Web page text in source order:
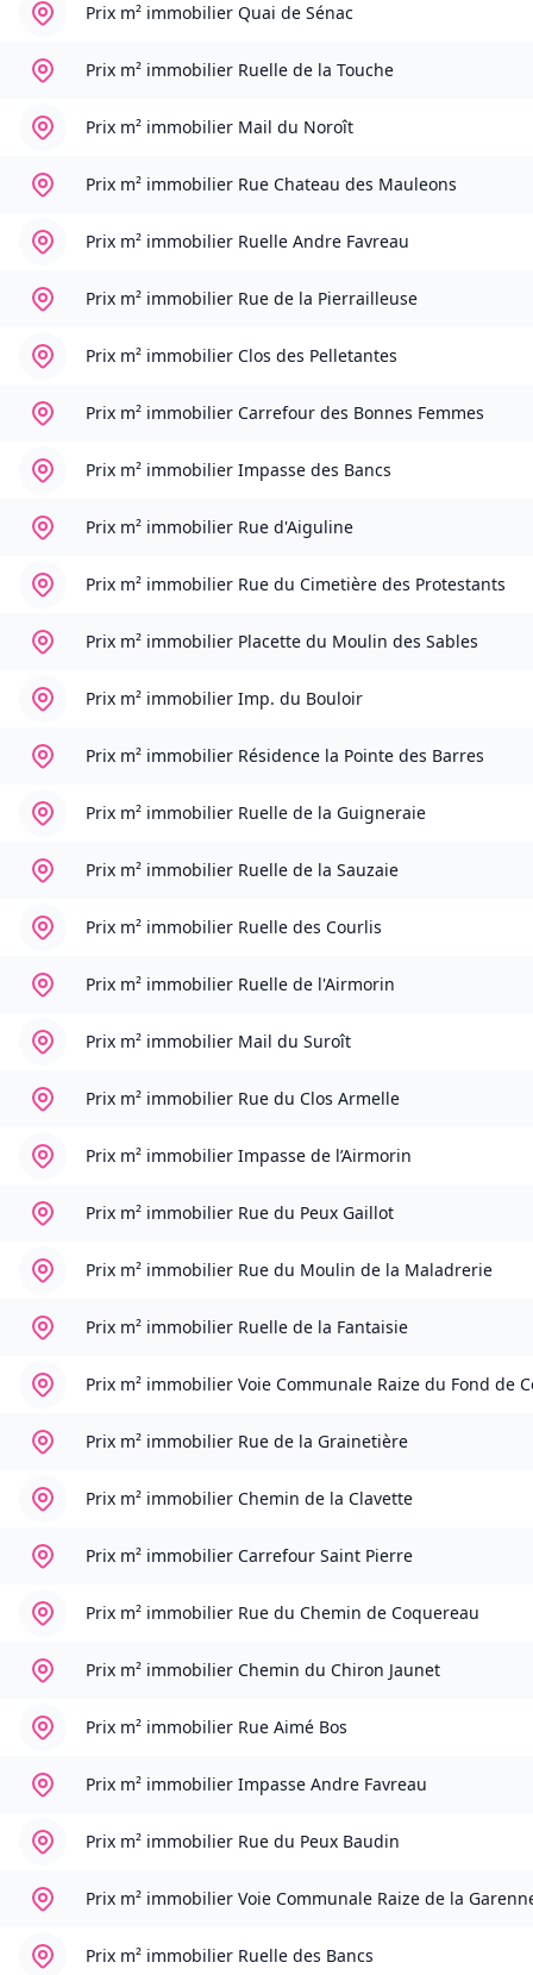
Prix m² immobilier Quai de Sénac
Prix m² immobilier Ruelle de la Touche
Prix m² immobilier Mail du Noroît
Prix m² immobilier Rue Chateau des Mauleons
Prix m² immobilier Ruelle Andre Favreau
Prix m² immobilier Rue de la Pierrailleuse
Prix m² immobilier Clos des Pelletantes
Prix m² immobilier Carrefour des Bonnes Femmes
Prix m² immobilier Impasse des Bancs
Prix m² immobilier Rue d'Aiguline
Prix m² immobilier Rue du Cimetière des Protestants
Prix m² immobilier Placette du Moulin des Sables
Prix m² immobilier Imp. du Bouloir
Prix m² immobilier Résidence la Pointe des Barres
Prix m² immobilier Ruelle de la Guigneraie
Prix m² immobilier Ruelle de la Sauzaie
Prix m² immobilier Ruelle des Courlis
Prix m² immobilier Ruelle de l'Airmorin
Prix m² immobilier Mail du Suroît
Prix m² immobilier Rue du Clos Armelle
Prix m² immobilier Impasse de l’Airmorin
Prix m² immobilier Rue du Peux Gaillot
Prix m² immobilier Rue du Moulin de la Maladrerie
Prix m² immobilier Ruelle de la Fantaisie
Prix m² immobilier Voie Communale Raize du Fond de
Prix m² immobilier Rue de la Grainetière
Prix m² immobilier Chemin de la Clavette
Prix m² immobilier Carrefour Saint Pierre
Prix m² immobilier Rue du Chemin de Coquereau
Prix m² immobilier Chemin du Chiron Jaunet
Prix m² immobilier Rue Aimé Bos
Prix m² immobilier Impasse Andre Favreau
Prix m² immobilier Rue du Peux Baudin
Prix m² immobilier Voie Communale Raize de la
Prix m² immobilier Ruelle des Bancs